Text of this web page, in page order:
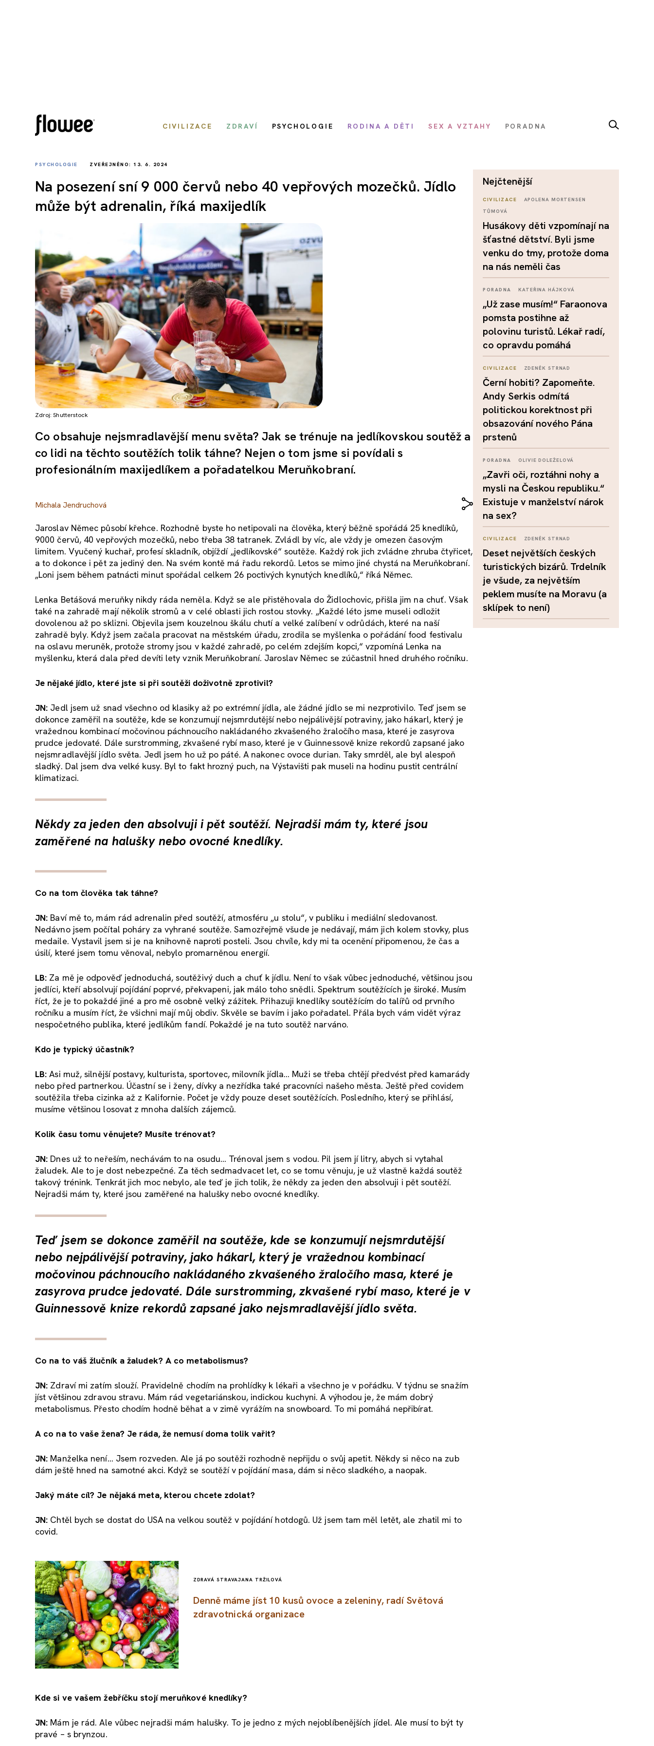
CIVILIZACE ZDRAVÍ PSYCHOLOGIE RODINA A DĚTI SEX A VZTAHY PORADNA
PSYCHOLOGIE ZVEŘEJNĚNO: 13. 6. 2024
Na posezení sní 9 000 červů nebo 40 vepřových mozečků. Jídlo
může být adrenalin, říká maxijedlík
Zdroj: Shutterstock
Co obsahuje nejsmradlavější menu světa? Jak se trénuje na jedlíkovskou soutěž a
co lidi na těchto soutěžích tolik táhne? Nejen o tom jsme si povídali s
profesionálním maxijedlíkem a pořadatelkou Meruňkobraní.
Michala Jendruchová
Jaroslav Němec působí křehce. Rozhodně byste ho netipovali na člověka, který běžně spořádá 25 knedlíků,
9000 červů, 40 vepřových mozečků, nebo třeba 38 tatranek. Zvládl by víc, ale vždy je omezen časovým
limitem. Vyučený kuchař, profesí skladník, objíždí „jedlíkovské“ soutěže. Každý rok jich zvládne zhruba čtyřicet,
a to dokonce i pět za jediný den. Na svém kontě má řadu rekordů. Letos se mimo jiné chystá na Meruňkobraní.
„Loni jsem během patnácti minut spořádal celkem 26 poctivých kynutých knedlíků,“ říká Němec.
Lenka Betášová meruňky nikdy ráda neměla. Když se ale přistěhovala do Židlochovic, přišla jim na chuť. Však
také na zahradě mají několik stromů a v celé oblasti jich rostou stovky. „Každé léto jsme museli odložit
dovolenou až po sklizni. Objevila jsem kouzelnou škálu chutí a velké zalíbení v odrůdách, které na naší
zahradě byly. Když jsem začala pracovat na městském úřadu, zrodila se myšlenka o pořádání food festivalu
na oslavu meruněk, protože stromy jsou v každé zahradě, po celém zdejším kopci,“ vzpomíná Lenka na
myšlenku, která dala před devíti lety vznik Meruňkobraní. Jaroslav Němec se zúčastnil hned druhého ročníku.
Je nějaké jídlo, které jste si při soutěži doživotně zprotivil?
JN: Jedl jsem už snad všechno od klasiky až po extrémní jídla, ale žádné jídlo se mi nezprotivilo. Teď jsem se
dokonce zaměřil na soutěže, kde se konzumují nejsmrdutější nebo nejpálivější potraviny, jako hákarl, který je
vražednou kombinací močovinou páchnoucího nakládaného zkvašeného žraločího masa, které je zasyrova
prudce jedovaté. Dále surstromming, zkvašené rybí maso, které je v Guinnessově knize rekordů zapsané jako
nejsmradlavější jídlo světa. Jedl jsem ho už po páté. A nakonec ovoce durian. Taky smrděl, ale byl alespoň
sladký. Dal jsem dva velké kusy. Byl to fakt hrozný puch, na Výstavišti pak museli na hodinu pustit centrální
klimatizaci.
Někdy za jeden den absolvuji i pět soutěží. Nejradši mám ty, které jsou
zaměřené na halušky nebo ovocné knedlíky.
Co na tom člověka tak táhne?
JN: Baví mě to, mám rád adrenalin před soutěží, atmosféru „u stolu“, v publiku i mediální sledovanost.
Nedávno jsem počítal poháry za vyhrané soutěže. Samozřejmě všude je nedávají, mám jich kolem stovky, plus
medaile. Vystavil jsem si je na knihovně naproti posteli. Jsou chvíle, kdy mi ta ocenění připomenou, že čas a
úsilí, které jsem tomu věnoval, nebylo promarněnou energií.
LB: Za mě je odpověď jednoduchá, soutěživý duch a chuť k jídlu. Není to však vůbec jednoduché, většinou jsou
jedlíci, kteří absolvují pojídání poprvé, překvapeni, jak málo toho snědli. Spektrum soutěžících je široké. Musím
říct, že je to pokaždé jiné a pro mě osobně velký zážitek. Přihazuji knedlíky soutěžícím do talířů od prvního
ročníku a musím říct, že všichni mají můj obdiv. Skvěle se bavím i jako pořadatel. Přála bych vám vidět výraz
nespočetného publika, které jedlíkům fandí. Pokaždé je na tuto soutěž narváno.
Kdo je typický účastník?
LB: Asi muž, silnější postavy, kulturista, sportovec, milovník jídla… Muži se třeba chtějí předvést před kamarády
nebo před partnerkou. Účastní se i ženy, dívky a nezřídka také pracovníci našeho města. Ještě před covidem
soutěžila třeba cizinka až z Kalifornie. Počet je vždy pouze deset soutěžících. Posledního, který se přihlásí,
musíme většinou losovat z mnoha dalších zájemců.
Kolik času tomu věnujete? Musíte trénovat?
JN: Dnes už to neřeším, nechávám to na osudu… Trénoval jsem s vodou. Pil jsem jí litry, abych si vytahal
žaludek. Ale to je dost nebezpečné. Za těch sedmadvacet let, co se tomu věnuju, je už vlastně každá soutěž
takový trénink. Tenkrát jich moc nebylo, ale teď je jich tolik, že někdy za jeden den absolvuji i pět soutěží.
Nejradši mám ty, které jsou zaměřené na halušky nebo ovocné knedlíky.
Teď jsem se dokonce zaměřil na soutěže, kde se konzumují nejsmrdutější
nebo nejpálivější potraviny, jako hákarl, který je vražednou kombinací
močovinou páchnoucího nakládaného zkvašeného žraločího masa, které je
zasyrova prudce jedovaté. Dále surstromming, zkvašené rybí maso, které je v
Guinnessově knize rekordů zapsané jako nejsmradlavější jídlo světa.
Co na to váš žlučník ažaludek? A co metabolismus?
JN: Zdraví mi zatím slouží. Pravidelně chodím na prohlídky k lékaři a všechno je v pořádku. V týdnu se snažím
jíst většinou zdravou stravu. Mám rád vegetariánskou, indickou kuchyni. A výhodou je, že mám dobrý
metabolismus. Přesto chodím hodně běhat a v zimě vyrážím na snowboard. To mi pomáhá nepřibírat.
A co na to vaše žena? Je ráda, že nemusí doma tolik vařit?
JN: Manželka není... Jsem rozveden. Ale já po soutěži rozhodně nepřijdu o svůj apetit. Někdy si něco na zub
dám ještě hned na samotné akci. Když se soutěží v pojídání masa, dám si něco sladkého, a naopak.
Jaký máte cíl? Je nějaká meta, kterou chcete zdolat?
JN: Chtěl bych se dostat do USA na velkou soutěž v pojídání hotdogů. Už jsem tam měl letět, ale zhatil mi to
covid.
ZDRAVÁ STRAVAJANA TRŽILOVÁ
Denně máme jíst 10 kusů ovoce a zeleniny, radí Světová
zdravotnická organizace
Kde si ve vašem žebříčku stojí meruňkové knedlíky?
JN: Mám je rád. Ale vůbec nejradši mám halušky. To je jedno z mých nejoblíbenějších jídel. Ale musí to být ty
pravé – s brynzou.
nejčtenější
CIVILIZACE
APOLENA MORTENSEN
TŮMOVÁ
Husákovy děti vzpomínají na
šťastné dětství. Byli jsme
venku do tmy, protože doma
na nás neměli čas
PORADNA KATEŘINA HÁJKOVÁ
„Už zase musím!“ Faraonova
pomsta postihne až
polovinu turistů. Lékař radí,
co opravdu pomáhá
CIVILIZACE ZDENĚK STRNAD
Černí hobiti? Zapomeňte.
Andy Serkis odmítá
politickou korektnost při
obsazování nového Pána
prstenů
PORADNA OLIVIE DOLEŽELOVÁ
„Zavři oči, roztáhni nohy a
mysli na Českou republiku.“
Existuje v manželství nárok
na sex?
CIVILIZACE ZDENĚK STRNAD
Deset největších českých
turistických bizárů. Trdelník
je všude, za největším
peklem musíte na Moravu (a
sklípek to není)